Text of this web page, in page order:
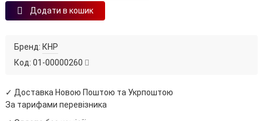
Додати в кошик
Бренд: КНР
Код: 01-00000260
✓ Доставка Новою Поштою та Укрпоштою
За тарифами перевізника